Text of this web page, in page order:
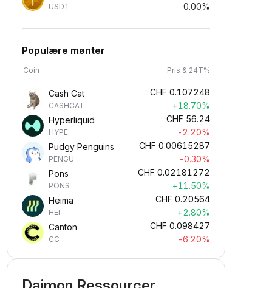
USD1
0.00%
Populære mønter
Coin Pris & 24T%
Cash Cat
CASHCAT
CHF 0.107248
+18.70%
Hyperliquid
HYPE
CHF 56.24
-2.20%
Pudgy Penguins
PENGU
CHF 0.00615287
-0.30%
Pons
PONS
CHF 0.02181272
+11.50%
Heima
HEI
CHF 0.20564
+2.80%
Canton
CC
CHF 0.098427
-6.20%